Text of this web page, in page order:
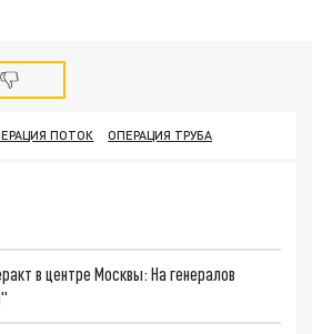
ПОТОК ОПЕРАЦИЯ ТРУБА
в центре Москвы: На генералов